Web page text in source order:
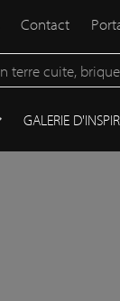
Contact
GALERIE